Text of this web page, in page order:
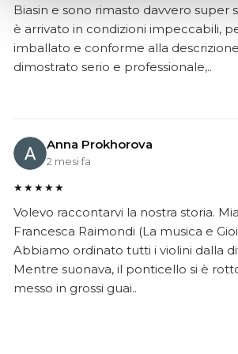
Biasin e sono rimasto davvero super
è arrivato in condizioni impeccabili,
imballato e conforme alla
dimostrato serio e professionale,..
Anna Prokhorova
2 mesi fa
★★★★★
Volevo raccontarvi la nostra storia.
Francesca Raimondi (La musica e
Abbiamo ordinato tutti i violini dalla
Mentre suonava, il ponticello si è
messo in grossi guai..